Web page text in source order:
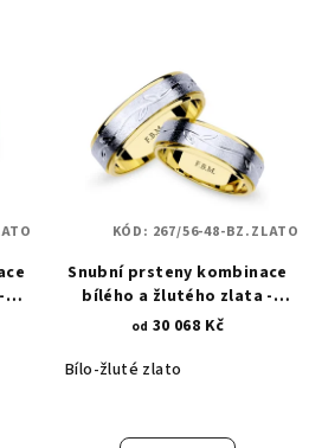
Snubní prsteny kombinace
bílého a žlutého zlata -
přírodní motivy 267
od 30 068 Kč
Bílo-žluté zlato
KÓD: 267/56-48-BZ.ZLATO